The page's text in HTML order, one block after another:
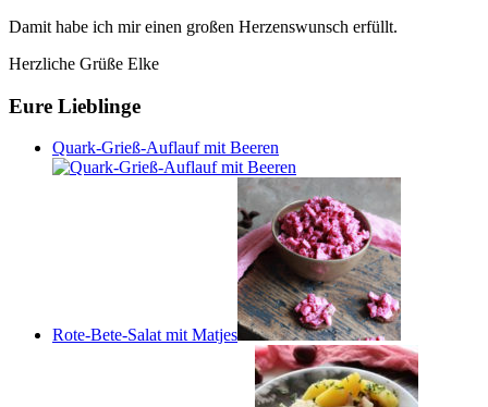
Damit habe ich mir einen großen Herzenswunsch erfüllt.
Herzliche Grüße Elke
Eure Lieblinge
Quark-Grieß-Auflauf mit Beeren
Rote-Bete-Salat mit Matjes